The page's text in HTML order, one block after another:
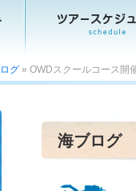
グ » OWDスクールコース開
海ブログ